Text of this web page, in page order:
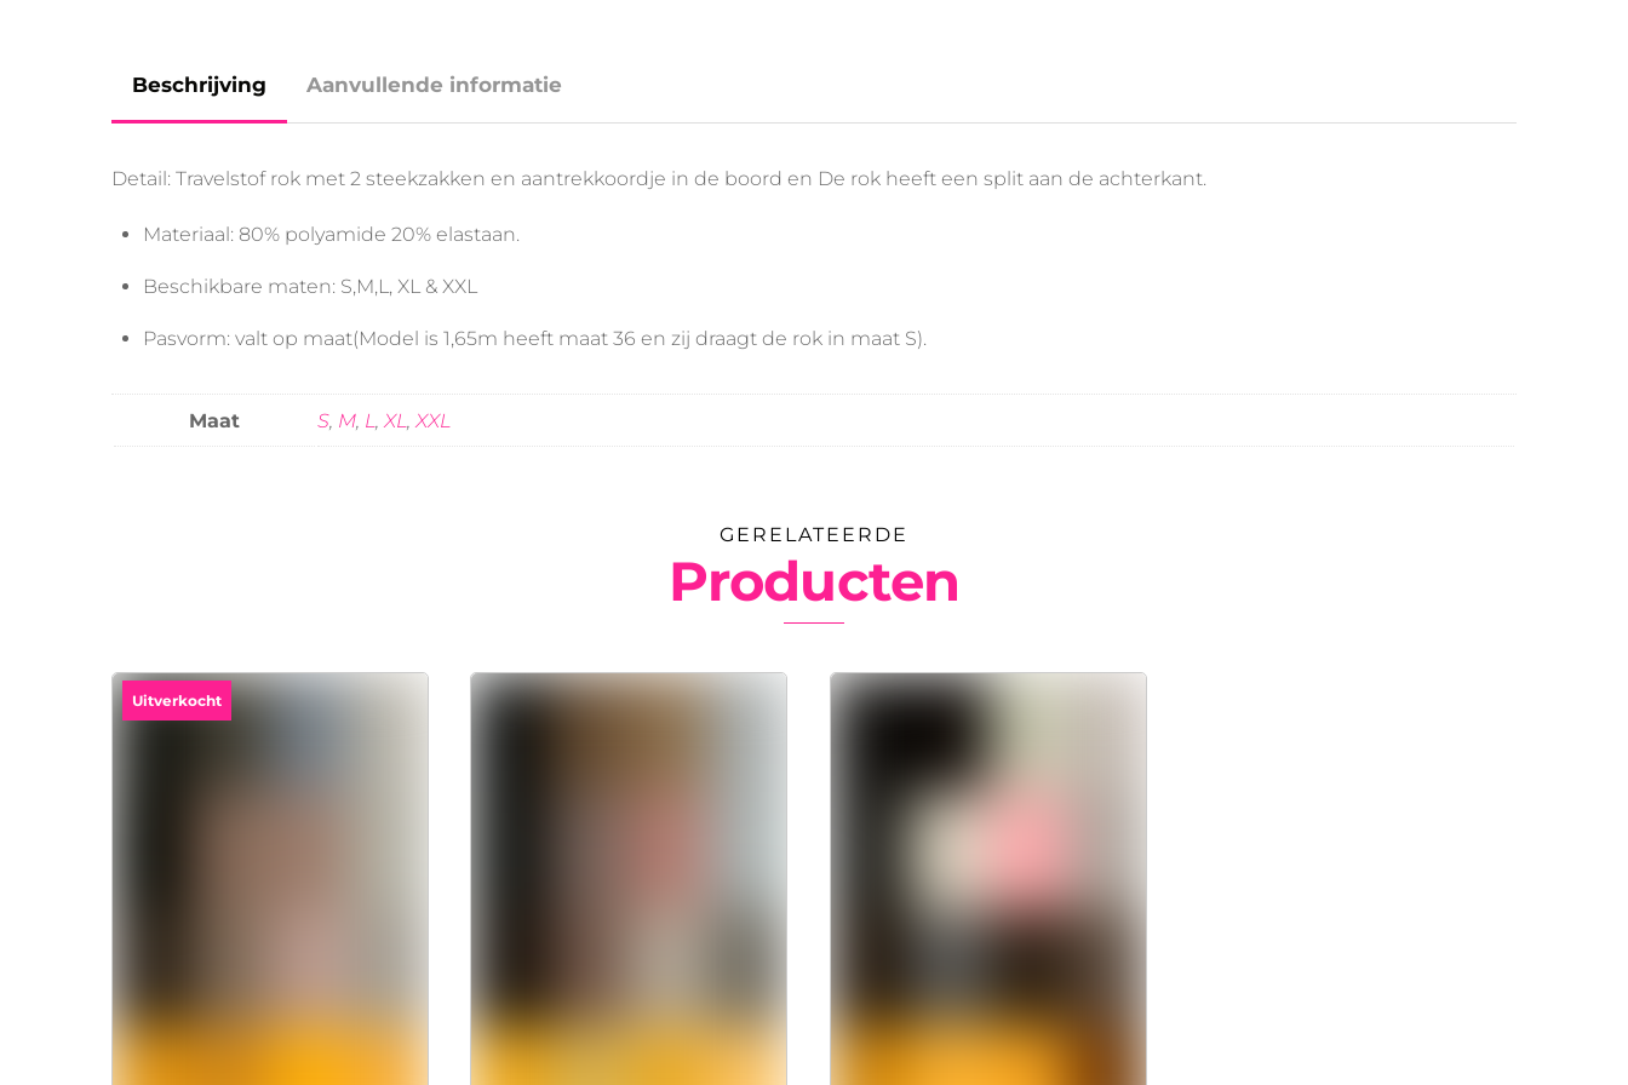
Beschrijving Aanvullende informatie
Detail: Travelstof rok met 2 steekzakken en aantrekkoordje in de boord en De rok heeft een split aan de achterkant.
Materiaal: 80% polyamide 20% elastaan.
Beschikbare maten: S,M,L, XL & XXL
Pasvorm: valt op maat(Model is 1,65m heeft maat 36 en zij draagt de rok in maat S).
Maat S, M, L,XL,XXL
GERELATEERDE
Producten
Uitverkocht